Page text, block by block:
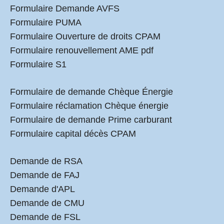
Formulaire Demande AVFS
Formulaire PUMA
Formulaire Ouverture de droits CPAM
Formulaire renouvellement AME pdf
Formulaire S1
Formulaire de demande Chèque Énergie
Formulaire réclamation Chèque énergie
Formulaire de demande Prime carburant
Formulaire capital décès CPAM
Demande de RSA
Demande de FAJ
Demande d'APL
Demande de CMU
Demande de FSL